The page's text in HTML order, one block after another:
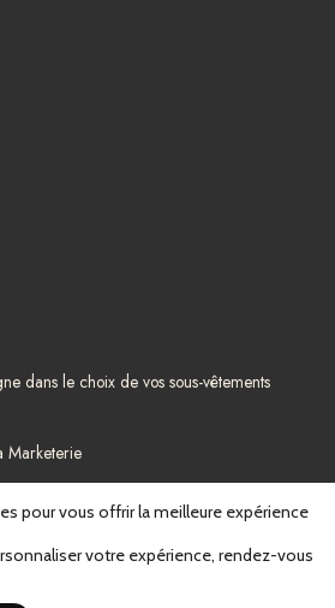
dans le choix de vos sous-vêtements
Marketerie
pour vous offrir la meilleure expérience
votre expérience, rendez-vous